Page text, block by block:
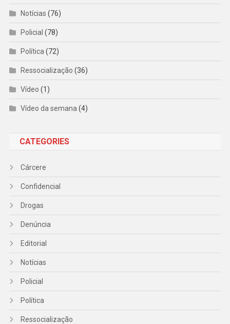
Notícias (76)
Policial (78)
Política (72)
Ressocialização (36)
Vídeo (1)
Vídeo da semana (4)
CATEGORIES
Cárcere
Confidencial
Drogas
Denúncia
Editorial
Notícias
Policial
Política
Ressocialização